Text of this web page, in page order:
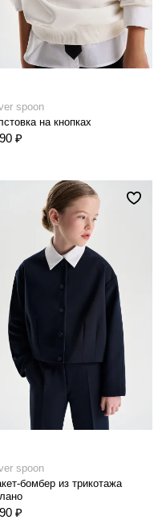
spoon
на кнопках
₽
spoon
бомбер из трикотажа
₽